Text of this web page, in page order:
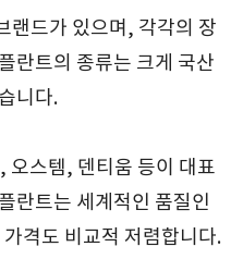
랜드가 있으며, 각각의 장
란트의 종류는 크게 국산
니다.
오스템, 덴티움 등이 대표
란트는 세계적인 품질인
격도 비교적 저렴합니다.